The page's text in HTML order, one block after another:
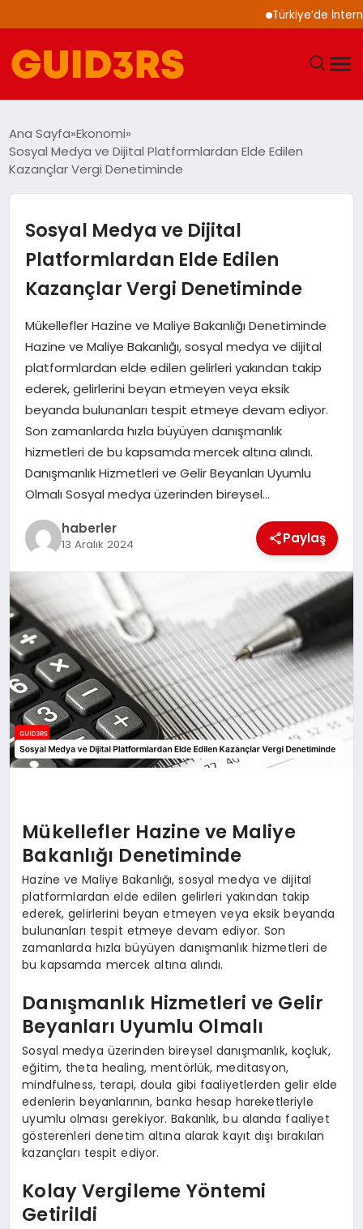
Türkiye’de İnternet
YAŞAM
SAĞLIK
EKONOMI
MAGAZIN
EĞITIM
Ana Sayfa Ekonomi
Sosyal Medya ve Dijital Platformlardan Elde Edilen
Kazançlar Vergi Denetiminde
Sosyal Medya ve Dijital
Platformlardan Elde Edilen
Kazançlar Vergi Denetiminde
Mükellefler Hazine ve Maliye Bakanlığı Denetiminde
Hazine ve Maliye Bakanlığı, sosyal medya ve dijital
platformlardan elde edilen gelirleri yakından takip
ederek, gelirlerini beyan etmeyen veya eksik
beyanda bulunanları tespit etmeye devam ediyor.
Son zamanlarda hızla büyüyen danışmanlık
hizmetleri de bu kapsamda mercek altına alındı.
Danışmanlık Hizmetleri ve Gelir Beyanları Uyumlu
Olmalı Sosyal medya üzerinden bireysel…
haberler
13 Aralık 2024 Paylaş
Mükellefler Hazine ve Maliye
Bakanlığı Denetiminde
Hazine ve Maliye Bakanlığı, sosyal medya ve dijital
platformlardan elde edilen gelirleri yakından takip
ederek, gelirlerini beyan etmeyen veya eksik beyanda
bulunanları tespit etmeye devam ediyor. Son
zamanlarda hızla büyüyen danışmanlık hizmetleri de
bu kapsamda mercek altına alındı.
Danışmanlık Hizmetleri ve Gelir
Beyanları Uyumlu Olmalı
Sosyal medya üzerinden bireysel danışmanlık, koçluk,
eğitim, theta healing, mentörlük, meditasyon,
mindfulness, terapi, doula gibi faaliyetlerden gelir elde
edenlerin beyanlarının, banka hesap hareketleriyle
uyumlu olması gerekiyor. Bakanlık, bu alanda faaliyet
gösterenleri denetim altına alarak kayıt dışı bırakılan
kazançları tespit ediyor.
Kolay Vergileme Yöntemi
Getirildi